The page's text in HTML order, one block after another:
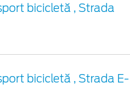
bicicletă , Strada
bicicletă , Strada E-